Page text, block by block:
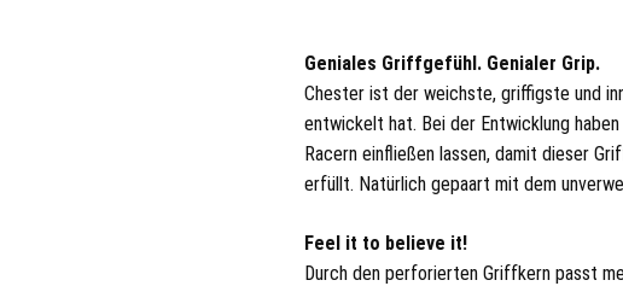
Geniales Griffgefühl. Genialer Grip.
Chester ist der weichste, griffigste und
entwickelt hat. Bei der Entwicklung
Racern einfließen lassen, damit dieser
erfüllt. Natürlich gepaart mit dem
Feel it to believe it!
Durch den perforierten Griffkern passt